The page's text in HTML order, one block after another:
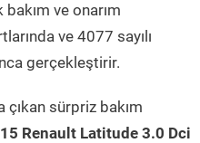
ve onarım
ve 4077 sayılı
gerçekleştirir.
sürpriz bakım
Renault Latitude 3.0 Dci